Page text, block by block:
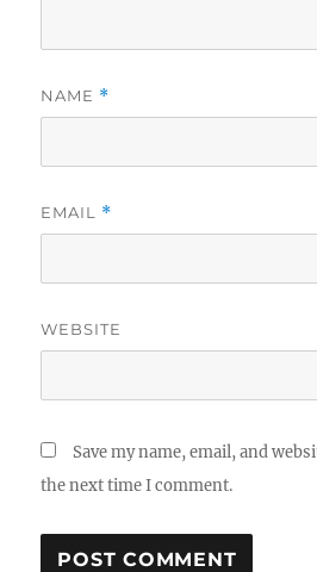
NAME *
EMAIL *
WEBSITE
Save my name, email, and
the next time I comment.